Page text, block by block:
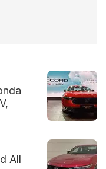
All